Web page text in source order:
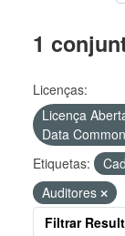
1
Licenças:
Licença
Data
Etiquetas:
Auditores
Filtrar